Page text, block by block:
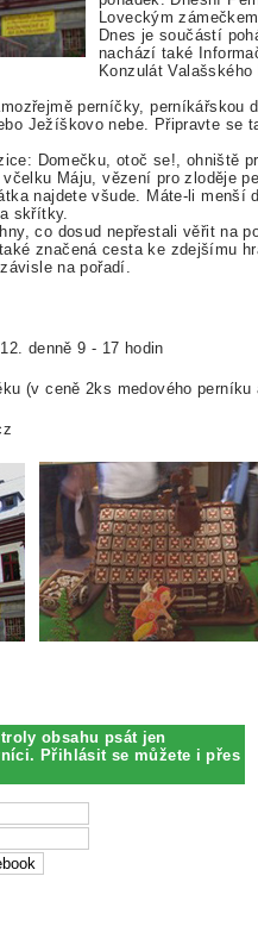
Loveckým
Dnes je součástí
nachází také
Konzulát
perníčky, perníkářskou
Ježíškovo nebe. Připravte se
Domečku, otoč se!, ohniště
Máju, vězení pro zloděje
najdete všude. Máte-li menší
skřítky.
co dosud nepřestali věřit na
značená cesta ke zdejšímu
na pořadí.
denně 9 - 17 hodin
(v ceně 2ks medového perníku
obsahu psát jen
Přihlásit se můžete i přes